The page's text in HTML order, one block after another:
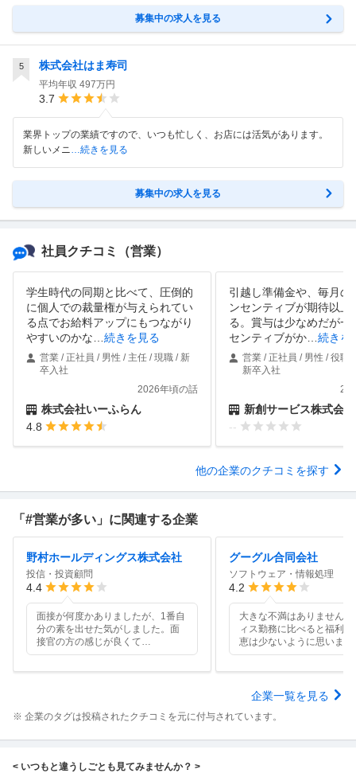
募集中の求人を見る
5 株式会社はま寿司
平均年収 497万円
3.7
業界トップの業績ですので、いつも忙しく、お店には活気があります。
新しいメニ
…続きを見る
募集中の求人を見る
社員クチコミ （営業）
学生時代の同期と比べて、圧倒的
に個人での裁量権が与えられてい
る点でお給料アップにもつながり
やすいのかな
続きを見る
営業 / 正社員 / 男性 / 主任 / 現職 / 新
卒入社
2026年頃の話
株式会社いーふらん
4.8
引越し準備金や、毎月の
ンセンティブが期待以上
る。賞与は少なめだが一
センティブがか
続きを
営業 / 正社員 / 男性 / 役職
新卒入社
新創サービス株式会社
--
他の企業のクチコミを探す
「#営業が多い」に関連する企業
野村ホールディングス株式会社
投信・投資顧問
4.4
面接が何度かありましたが、1番自
分の素を出せた気がしました。面
接官の方の感じが良くて
グーグル合同会社
ソフトウェア・情報処理
4.2
大きな不満はありませんが
ィス勤務に比べると福利
恵は少ないように思います
企業一覧を見る
※ 企業のタグは投稿されたクチコミを元に付与されています。
< いつもと違うしごとも見てみませんか？ >